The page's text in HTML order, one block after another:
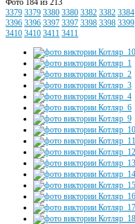
Фото 184 из 213
3379 3379 3380 3380 3382 3382 3384
3396 3396 3397 3397 3398 3398 3399
3410 3410 3411 3411